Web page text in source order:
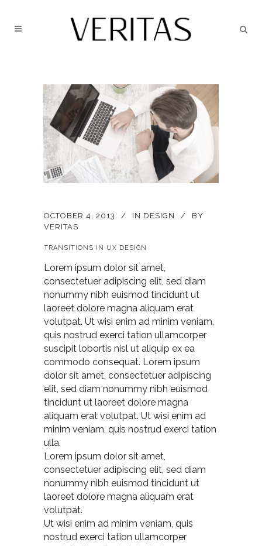
OCTOBER 4, 2013 IN DESIGN
BY
VERITAS
TRANSITIONS IN UX DESIGN
Lorem ipsum dolor sit amet,
consectetuer adipiscing elit, sed diam
nonummy nibh euismod tincidunt ut
laoreet dolore magna aliquam erat
volutpat. Ut wisi enim ad minim veniam,
quis nostrud exerci tation ullamcorper
suscipit lobortis nisl ut aliquip ex ea
commodo consequat. Lorem ipsum
dolor sit amet, consectetuer adipiscing
elit, sed diam nonummy nibh euismod
tincidunt ut laoreet dolore magna
aliquam erat volutpat. Ut wisi enim ad
minim veniam, quis nostrud exerci tation
ulla.
Lorem ipsum dolor sit amet,
consectetuer adipiscing elit, sed diam
nonummy nibh euismod tincidunt ut
laoreet dolore magna aliquam erat
volutpat.
Ut wisi enim ad minim veniam, quis
nostrud exerci tation ullamcorper